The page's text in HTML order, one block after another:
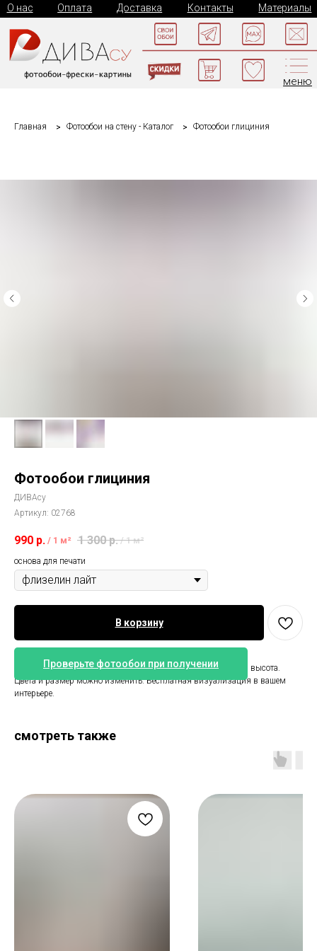
Контакты Материалы
О нас Доставка
Оплата
меню
Главная Фотообои на стену - Каталог Фотообои глициния
Фотообои глициния
ДИВАсу
Артикул: 02768
990 р. / 1 м² 1 300 р. / 1 м²
основа для печати
Проверьте фотообои при получении
В корзину
Фотообои цветы глицинии. Размер 485 см ширина и 270 см высота.
Цвета и размер можно изменить. Бесплатная визуализация в вашем
интерьере.
смотреть также